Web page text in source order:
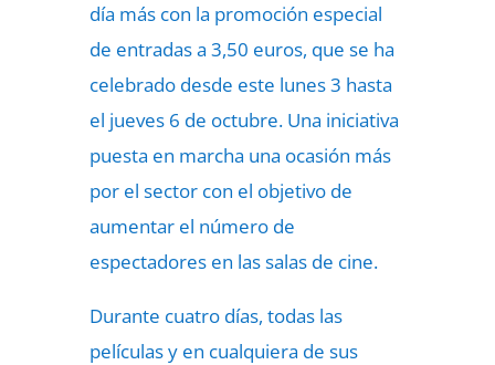
día más con la promoción especial
de entradas a 3,50 euros, que se ha
celebrado desde este lunes 3 hasta
el jueves 6 de octubre. Una iniciativa
puesta en marcha una ocasión más
por el sector con el objetivo de
aumentar el número de
espectadores en las salas de cine.
Durante cuatro días, todas las
películas y en cualquiera de sus